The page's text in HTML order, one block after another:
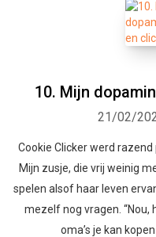
10. Mijn
21/02/
Cookie Clicker werd
Mijn zusje, die vrij weinig
spelen alsof haar leven
mezelf nog vragen. “Nou,
oma’s je kan